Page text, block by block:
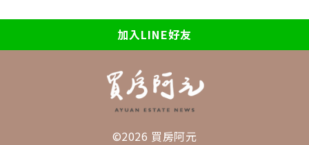
加入LINE好友
©2026 買房阿元